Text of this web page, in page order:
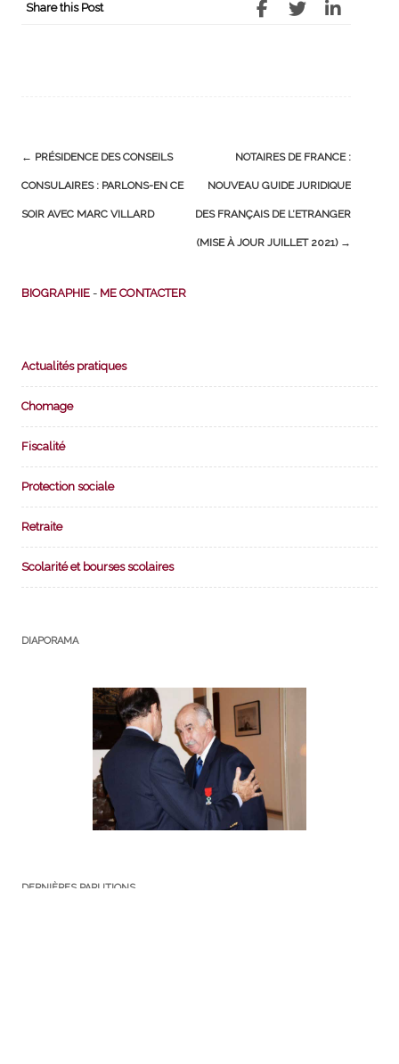
Share this Post
Post
navigation
← PRÉSIDENCE DES CONSEILS
CONSULAIRES : PARLONS-EN CE
SOIR AVEC MARC VILLARD
NOTAIRES DE FRANCE :
NOUVEAU GUIDE JURIDIQUE
DES FRANÇAIS DE L’ETRANGER
(MISE À JOUR JUILLET 2021) →
BIOGRAPHIE - ME CONTACTER
Actualités pratiques
Chomage
Fiscalité
Protection sociale
Retraite
Scolarité et bourses scolaires
DIAPORAMA
DERNIÈRES PARUTIONS